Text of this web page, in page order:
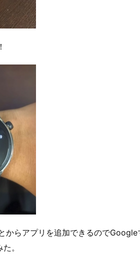
からアプリを追加できるのでGoogle
。